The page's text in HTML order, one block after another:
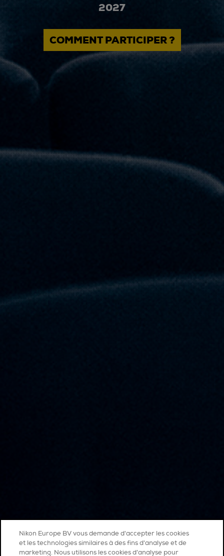
2027
COMMENT PARTICIPER ?
Nikon Europe BV vous demande d'accepter les cookies
et les technologies similaires à des fins d'analyse et de
marketing. Nous utilisons les cookies d’analyse pour